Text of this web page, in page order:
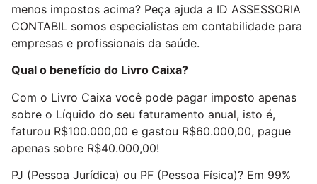
menos impostos acima? Peça ajuda a ID ASSESSORIA
CONTABIL somos especialistas em contabilidade para
empresas e profissionais da saúde.
Qual o benefício do Livro Caixa?
Com o Livro Caixa você pode pagar imposto apenas
sobre o Líquido do seu faturamento anual, isto é,
faturou R$100.000,00 e gastou R$60.000,00, pague
apenas sobre R$40.000,00!
PJ (Pessoa Jurídica) ou PF (Pessoa Física)? Em 99%